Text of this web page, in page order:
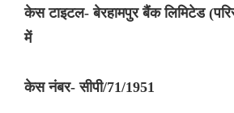
केस टाइटल- बेरहामपुर बैंक लिमिटेड
में
केस नंबर- सीपी/71/1951